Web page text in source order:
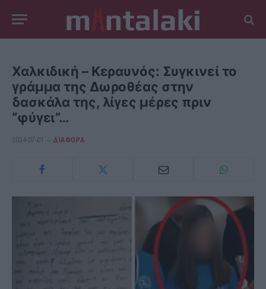
Χαλκιδική – Κεραυνός: Συγκινεί το
γράμμα της Δωροθέας στην
δασκάλα της, λίγες μέρες πριν
“φύγει”…
2024-07-01 ΔΙΆΦΟΡΑ